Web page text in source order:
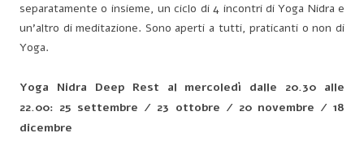
separatamente o insieme, un ciclo di 4 incontri di Yoga Nidra e
un’altro di meditazione. Sono aperti a tutti, praticanti o non di
Yoga.
Yoga Nidra Deep Rest al mercoledì dalle 20.30 alle
22.00: 25 settembre / 23 ottobre / 20 novembre / 18
dicembre